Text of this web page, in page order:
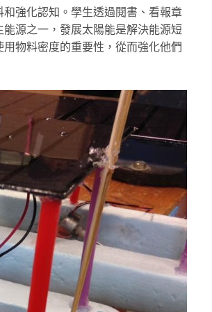
強化認知。學生透過閱書、看報章
源之一，發展太陽能是解決能源短
物料密度的重要性，從而強化他們